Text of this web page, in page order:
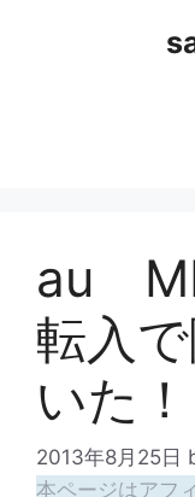
au
転入
いた
2013年8月25日
本ページはアフ